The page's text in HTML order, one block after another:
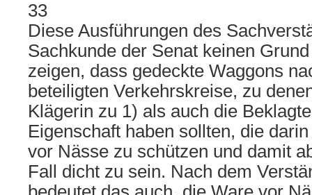
33
Diese Ausführungen des
Sachkunde der Senat keinen
zeigen, dass gedeckte Waggons
beteiligten Verkehrskreise, zu
Klägerin zu 1) als auch die
Eigenschaft haben sollten, die
vor Nässe zu schützen und damit
Fall dicht zu sein. Nach dem